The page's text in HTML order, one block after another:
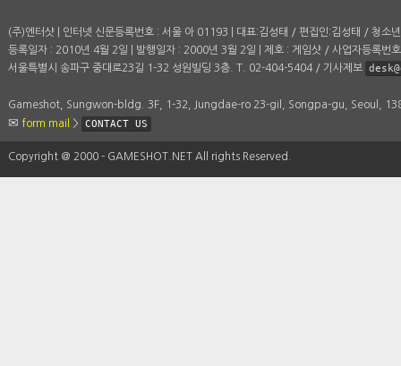
(주)엔터샷 | 인터넷 신문등록번호 : 서울 아 01193 | 대표:김성태 / 편집인:김성태 / 청소
등록일자 : 2010년 4월 2일 | 발행일자 : 2000년 3월 2일 | 제호 : 게임샷 / 사업자등록번
서울특별시 송파구 중대로23길 1-32 성원빌딩 3층. T. 02-404-5404 / 기사제보
Gameshot, Sungwon-bldg. 3F, 1-32, Jungdae-ro 23-gil, Songpa-gu, Seoul,
form mail
> CONTACT US
Copyright ＠ 2000 - GAMESHOT.NET All rights Reserved.